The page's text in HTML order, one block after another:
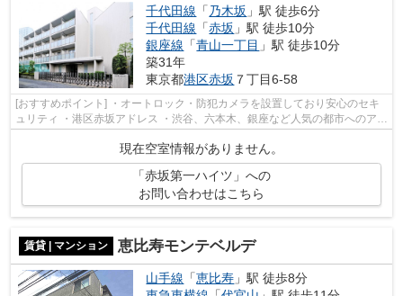
千代田線 「 乃木坂 」駅 徒歩6分
千代田線 「赤坂 」駅 徒歩10分
銀座線 「青山一丁目 」駅 徒歩10分
築31年
東京都港区赤坂 ７丁目6-58
[おすすめポイント] ・オートロック・防犯カメラを設置しており安心のセキ
ュリティ ・港区赤坂アドレス ・渋谷、六本木、銀座など人気の都市へのアク
現在空室情報がありません。
「赤坂第一ハイツ」への
お問い合わせはこちら
賃貸 | マンション 恵比寿モンテベルデ
山手線 「恵比寿 」駅 徒歩8分